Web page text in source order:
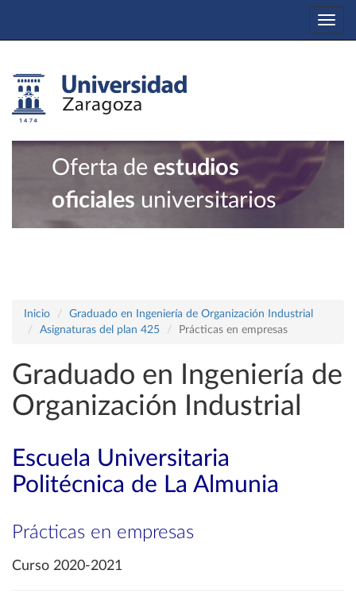
Oferta de estudios
oficiales universitarios
Inicio
Graduado en Ingeniería de Organización Industrial
Asignaturas del plan 425
Prácticas en empresas
Graduado en Ingeniería de
Organización Industrial
Escuela Universitaria
Politécnica de La Almunia
Prácticas en empresas
Curso 2020-2021